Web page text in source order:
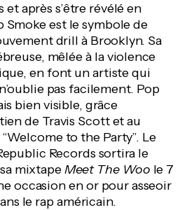
après s’être révélé en
Smoke est le symbole de
drill à Brooklyn. Sa
mêlée à la violence
en font un artiste qui
pas facilement. Pop
bien visible, grâce
de Travis Scott et au
to the Party”. Le
Records sortira le
mixtapeMeet The Woo le 7
occasion en or pour asseoir
le rap américain.